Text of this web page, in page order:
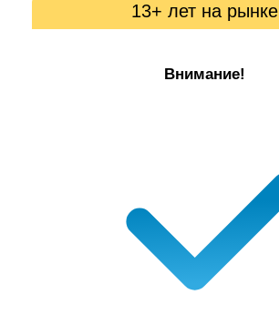
13+ лет на рынке
Внимание!